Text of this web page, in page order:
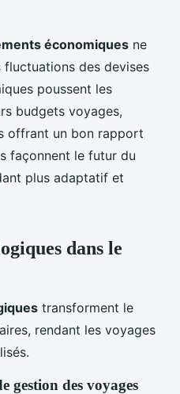
économiques ne
des devises
poussent les
budgets voyages,
offrant un bon rapport
façonnent le futur du
plus adaptatif et
dans le
transforment le
rendant les voyages
gestion des voyages